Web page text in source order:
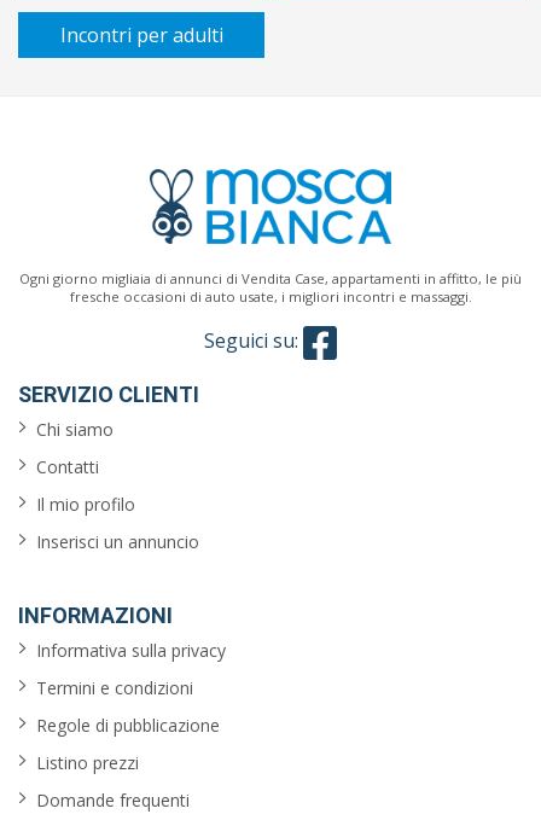
Tipo
di
Cucina
energetica
Caratteristiche
giardino
arredato
aria
condizionata
Incontri per adulti
Ogni giorno migliaia di annunci di Vendita Case, appartamenti in affitto, le più
fresche occasioni di auto usate, i migliori incontri e massaggi.
Seguici su:
SERVIZIO CLIENTI
Chi siamo
Contatti
Il mio profilo
Inserisci un annuncio
INFORMAZIONI
Informativa sulla privacy
Termini e condizioni
Regole di pubblicazione
Listino prezzi
Domande frequenti